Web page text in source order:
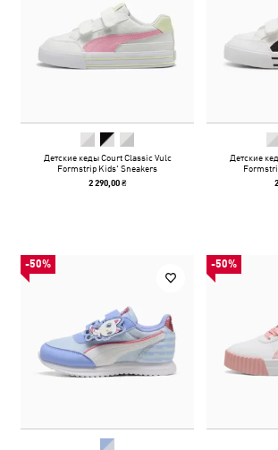
Детские кеды Court Classic Vulc
Formstrip Kids' Sneakers
2 290,00 ₴
Детские
-50% -50%